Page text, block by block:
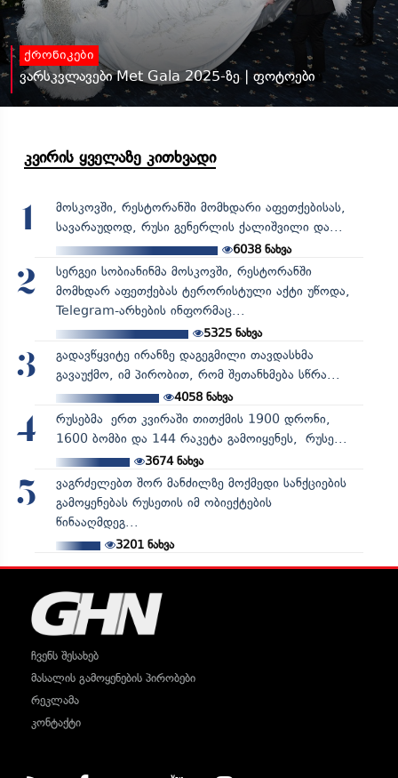
ქრონიკები
ვარსკვლავები Met Gala 2025-ზე | ფოტოები
კვირის ყველაზე კითხვადი
1
მოსკოვში, რესტორანში მომხდარი აფეთქებისას,
სავარაუდოდ, რუსი გენერლის ქალიშვილი და...
6038 ნახვა
2
სერგეი სობიანინმა მოსკოვში, რესტორანში
მომხდარ აფეთქებას ტერორისტული აქტი უწოდა,
Telegram-არხების ინფორმაც...
5325ნახვა
3
გადავწყვიტე ირანზე დაგეგმილი თავდასხმა
გავაუქმო, იმ პირობით, რომ შეთანხმება სწრა...
4058ნახვა
4
რუსებმა ერთ კვირაში თითქმის 1900 დრონი,
1600 ბომბი და 144 რაკეტა გამოიყენეს, რუსე...
3674ნახვა
5
ვაგრძელებთ შორ მანძილზე მოქმედი სანქციების
გამოყენებას რუსეთის იმ ობიექტების
წინააღმდეგ...
3201ნახვა
ჩვენს შესახებ
მასალის გამოყენების პირობები
რეკლამა
კონტაქტი